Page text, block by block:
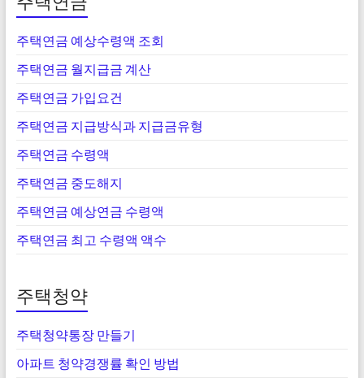
주택연금 예상수령액 조회
주택연금 월지급금 계산
주택연금 가입요건
주택연금 지급방식과 지급금유형
주택연금 수령액
주택연금 중도해지
주택연금 예상연금 수령액
주택연금 최고 수령액 액수
주택청약
주택청약통장 만들기
아파트 청약경쟁률 확인 방법